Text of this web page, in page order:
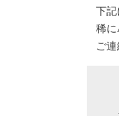
下記
稀に
ご